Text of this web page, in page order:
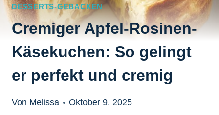
DESSERTS-GEBACKEN
Cremiger Apfel-Rosinen-
Käsekuchen: So gelingt
er perfekt und cremig
Von Melissa Oktober 9, 2025